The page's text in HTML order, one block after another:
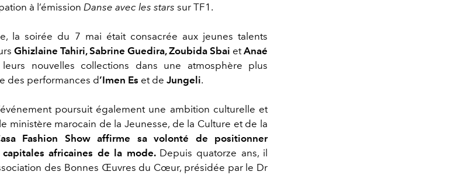
à l’émission Danse avec les stars sur TF1.
la soirée du 7 mai était consacrée aux jeunes talents
Ghizlaine Tahiri, Sabrine Guedira, Zoubida Sbai etAnaé
nouvelles collections dans une atmosphère plus
des performances d’Imen Es et de Jungeli.
poursuit également une ambition culturelle et
ministère marocain de la Jeunesse, de la Culture et de la
Fashion Show affirme sa volonté de positionner
africaines de la mode. Depuis quatorze ans, il
des Bonnes Œuvres du Cœur, présidée par le Dr